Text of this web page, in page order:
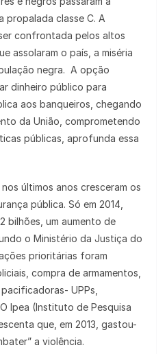
propalada classe C. A
confrontada pelos altos
assolaram o país, a miséria
negra. A opção
dinheiro público para
aos banqueiros, chegando
da União, comprometendo
públicas, aprofunda essa
últimos anos cresceram os
pública. Só em 2014,
bilhões, um aumento de
o Ministério da Justiça do
prioritárias foram
compra de armamentos,
UPPs,
Ipea (Instituto de Pesquisa
que, em 2013, gastou-
a violência.